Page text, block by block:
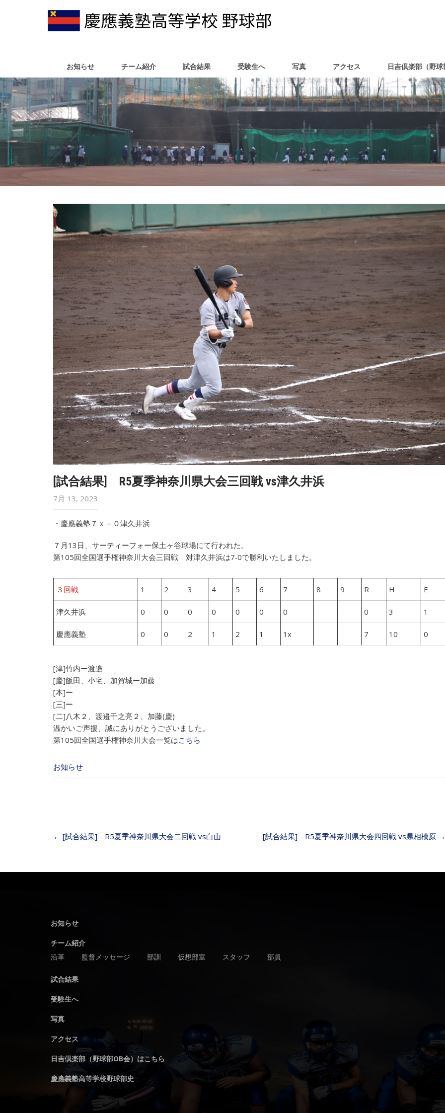
お知らせ チーム紹介 試合結果 受験生へ 写真 アクセス 日吉倶楽部（野
[試合結果] R5夏季神奈川県大会三回戦 vs津久井浜
7月 13, 2023
・慶應義塾７ｘ－０津久井浜
７月13日、サーティーフォー保土ヶ谷球場にて行われた。
第105回全国選手権神奈川大会三回戦 対津久井浜は7‐0で勝利いたしました。
３回戦 1 2 3 4 5 6 7 8 9 R H E
津久井浜 0 0 0 0 0 0 0 0 3 1
慶應義塾 0 0 2 1 2 1 1x 7 10 0
[津]竹内ー渡邉
[慶]飯田、小宅、加賀城ー加藤
[本]ー
[三]ー
[二]八木２、渡邉千之亮２、加藤(慶)
温かいご声援、誠にありがとうございました。
第105回全国選手権神奈川大会一覧はこちら
お知らせ
Post
navigation
← [試合結果] R5夏季神奈川県大会二回戦 vs白山 [試合結果] R5夏季神奈川県大会四回戦 vs県相模原 →
お知らせ
チーム紹介
沿革
監督メッセージ 部訓 仮想部室 スタッフ 部員
試合結果
受験生へ
写真
アクセス
日吉倶楽部（野球部OB会）はこちら
慶應義塾高等学校野球部史